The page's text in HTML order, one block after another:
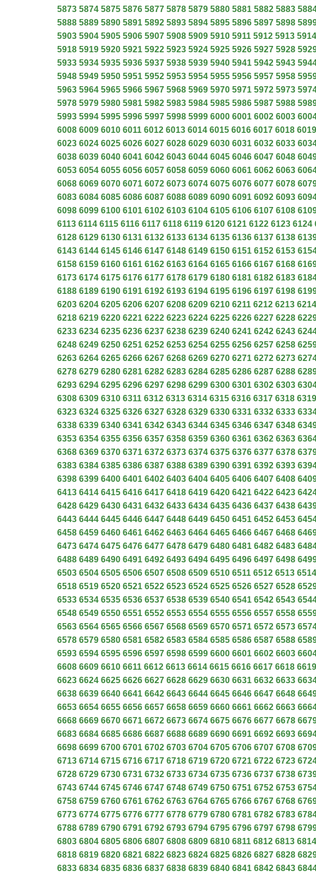
5873 5874 5875 5876 5877 5878 5879 5880 5881 5882 5883
5888 5889 5890 5891 5892 5893 5894 5895 5896 5897 5898
5903 5904 5905 5906 5907 5908 5909 5910 5911 5912 5913 5914
5918 5919 5920 5921 5922 5923 5924 5925 5926 5927 5928
5933 5934 5935 5936 5937 5938 5939 5940 5941 5942 5943
5948 5949 5950 5951 5952 5953 5954 5955 5956 5957 5958
5963 5964 5965 5966 5967 5968 5969 5970 5971 5972 5973
5978 5979 5980 5981 5982 5983 5984 5985 5986 5987 5988
5993 5994 5995 5996 5997 5998 5999 6000 6001 6002 6003
6008 6009 6010 6011 6012 6013 6014 6015 6016 6017 6018 6019
6023 6024 6025 6026 6027 6028 6029 6030 6031 6032 6033
6038 6039 6040 6041 6042 6043 6044 6045 6046 6047 6048
6053 6054 6055 6056 6057 6058 6059 6060 6061 6062 6063
6068 6069 6070 6071 6072 6073 6074 6075 6076 6077 6078
6083 6084 6085 6086 6087 6088 6089 6090 6091 6092 6093
6098 6099 6100 6101 6102 6103 6104 6105 6106 6107 6108
6113 6114 6115 6116 6117 6118 6119 6120 6121 6122 6123 6124
6128 6129 6130 6131 6132 6133 6134 6135 6136 6137 6138
6143 6144 6145 6146 6147 6148 6149 6150 6151 6152 6153
6158 6159 6160 6161 6162 6163 6164 6165 6166 6167 6168
6173 6174 6175 6176 6177 6178 6179 6180 6181 6182 6183
6188 6189 6190 6191 6192 6193 6194 6195 6196 6197 6198
6203 6204 6205 6206 6207 6208 6209 6210 6211 6212 6213 6214
6218 6219 6220 6221 6222 6223 6224 6225 6226 6227 6228
6233 6234 6235 6236 6237 6238 6239 6240 6241 6242 6243
6248 6249 6250 6251 6252 6253 6254 6255 6256 6257 6258
6263 6264 6265 6266 6267 6268 6269 6270 6271 6272 6273
6278 6279 6280 6281 6282 6283 6284 6285 6286 6287 6288
6293 6294 6295 6296 6297 6298 6299 6300 6301 6302 6303
6308 6309 6310 6311 6312 6313 6314 6315 6316 6317 6318 6319
6323 6324 6325 6326 6327 6328 6329 6330 6331 6332 6333
6338 6339 6340 6341 6342 6343 6344 6345 6346 6347 6348
6353 6354 6355 6356 6357 6358 6359 6360 6361 6362 6363
6368 6369 6370 6371 6372 6373 6374 6375 6376 6377 6378
6383 6384 6385 6386 6387 6388 6389 6390 6391 6392 6393
6398 6399 6400 6401 6402 6403 6404 6405 6406 6407 6408
6413 6414 6415 6416 6417 6418 6419 6420 6421 6422 6423
6428 6429 6430 6431 6432 6433 6434 6435 6436 6437 6438
6443 6444 6445 6446 6447 6448 6449 6450 6451 6452 6453
6458 6459 6460 6461 6462 6463 6464 6465 6466 6467 6468
6473 6474 6475 6476 6477 6478 6479 6480 6481 6482 6483
6488 6489 6490 6491 6492 6493 6494 6495 6496 6497 6498
6503 6504 6505 6506 6507 6508 6509 6510 6511 6512 6513 6514
6518 6519 6520 6521 6522 6523 6524 6525 6526 6527 6528
6533 6534 6535 6536 6537 6538 6539 6540 6541 6542 6543
6548 6549 6550 6551 6552 6553 6554 6555 6556 6557 6558
6563 6564 6565 6566 6567 6568 6569 6570 6571 6572 6573
6578 6579 6580 6581 6582 6583 6584 6585 6586 6587 6588
6593 6594 6595 6596 6597 6598 6599 6600 6601 6602 6603
6608 6609 6610 6611 6612 6613 6614 6615 6616 6617 6618 6619
6623 6624 6625 6626 6627 6628 6629 6630 6631 6632 6633
6638 6639 6640 6641 6642 6643 6644 6645 6646 6647 6648
6653 6654 6655 6656 6657 6658 6659 6660 6661 6662 6663
6668 6669 6670 6671 6672 6673 6674 6675 6676 6677 6678
6683 6684 6685 6686 6687 6688 6689 6690 6691 6692 6693
6698 6699 6700 6701 6702 6703 6704 6705 6706 6707 6708
6713 6714 6715 6716 6717 6718 6719 6720 6721 6722 6723
6728 6729 6730 6731 6732 6733 6734 6735 6736 6737 6738
6743 6744 6745 6746 6747 6748 6749 6750 6751 6752 6753
6758 6759 6760 6761 6762 6763 6764 6765 6766 6767 6768
6773 6774 6775 6776 6777 6778 6779 6780 6781 6782 6783
6788 6789 6790 6791 6792 6793 6794 6795 6796 6797 6798
6803 6804 6805 6806 6807 6808 6809 6810 6811 6812 6813 6814
6818 6819 6820 6821 6822 6823 6824 6825 6826 6827 6828
6833 6834 6835 6836 6837 6838 6839 6840 6841 6842 6843